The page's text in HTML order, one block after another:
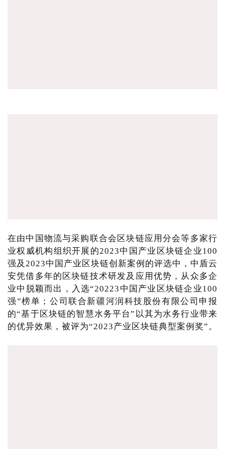
在由中国物流与采购联合会区块链应用分会等多家行
业权威机构组织开展的2023中国产业区块链企业100
强及2023中国产业区块链创新案例的评选中，中盾云
安凭借多年的区块链技术研发及应用优势，从众多企
业中脱颖而出，入选“20223中国产业区块链企业100
强”榜单；公司联合新疆河润科技股份有限公司申报
的“基于区块链的智慧水务平台”以其为水务行业带来
的优异效果，被评为“2023产业区块链典型案例奖”。